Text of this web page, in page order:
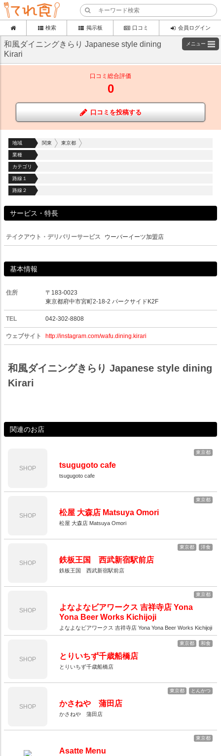
検索 掲示板 口コミ 会員ログイン
和風ダイニングきらり Japanese style dining
Kirari
メニュー
口コミ総合評価
0
口コミを投稿する
地域 関東 東京都
業種
カテゴリ
路線１
路線２
サービス・特長
テイクアウト・デリバリーサービス ウーバーイーツ加盟店
基本情報
住所
〒183-0023
東京都府中市宮町2-18-2 パークサイドK2F
TEL 042-302-8808
ウェブサイト http://instagram.com/wafu.dining.kirari
和風ダイニングきらり Japanese style dining
Kirari
関連のお店
SHOP
東京都
tsugugoto cafe
tsugugoto cafe
SHOP
東京都
松屋 大森店 Matsuya Omori
松屋 大森店 Matsuya Omori
SHOP
東京都 洋食
鉄板王国 西武新宿駅前店
鉄板王国 西武新宿駅前店
SHOP
東京都
よなよなビアワークス 吉祥寺店 Yona
Yona Beer Works Kichijoji
よなよなビアワークス 吉祥寺店 Yona Yona Beer Works Kichijoji
SHOP
東京都 和食
とりいちず千歳船橋店
とりいちず千歳船橋店
SHOP
東京都 とんかつ
かさねや 蒲田店
かさねや 蒲田店
東京都
Asatte Menu